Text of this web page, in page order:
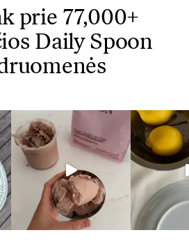
prie 77,000+
Daily Spoon